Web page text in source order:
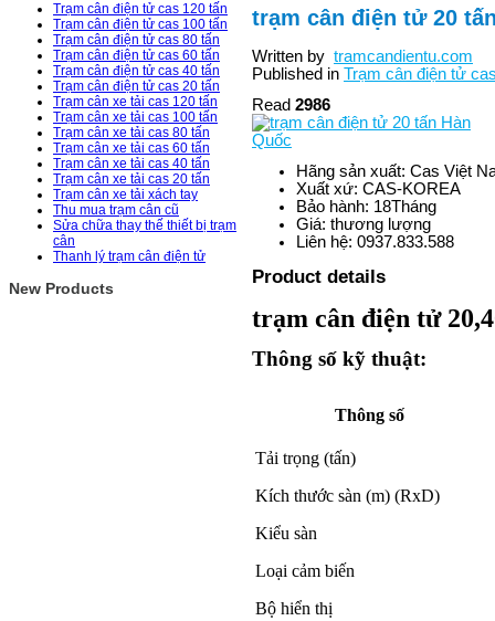
Trạm cân điện tử cas 120 tấn
Trạm cân điện tử cas 100 tấn
Trạm cân điện tử cas 80 tấn
Trạm cân điện tử cas 60 tấn
Trạm cân điện tử cas 40 tấn
Trạm cân điện tử cas 20 tấn
Trạm cân xe tải cas 120 tấn
Trạm cân xe tải cas 100 tấn
Trạm cân xe tải cas 80 tấn
Trạm cân xe tải cas 60 tấn
Trạm cân xe tải cas 40 tấn
Trạm cân xe tải cas 20 tấn
Trạm cân xe tải xách tay
Thu mua trạm cân cũ
Sửa chữa thay thế thiết bị trạm
cân
Thanh lý trạm cân điện tử
New Products
trạm cân điện tử 20
Written by tramcandientu.com
Published in Trạm cân điện tử
Read 2986
Hãng sản xuất: Cas Việt
Xuất xứ: CAS-KOREA
Bảo hành: 18Tháng
Giá: thương lượng
Liên hệ: 0937.833.588
Product details
trạm cân điện tử
Thông số kỹ thuật:
Thông số
Tải trọng (tấn)
Kích thước sàn (m) (RxD)
Kiểu sàn
Loại cảm biến
Bộ hiển thị